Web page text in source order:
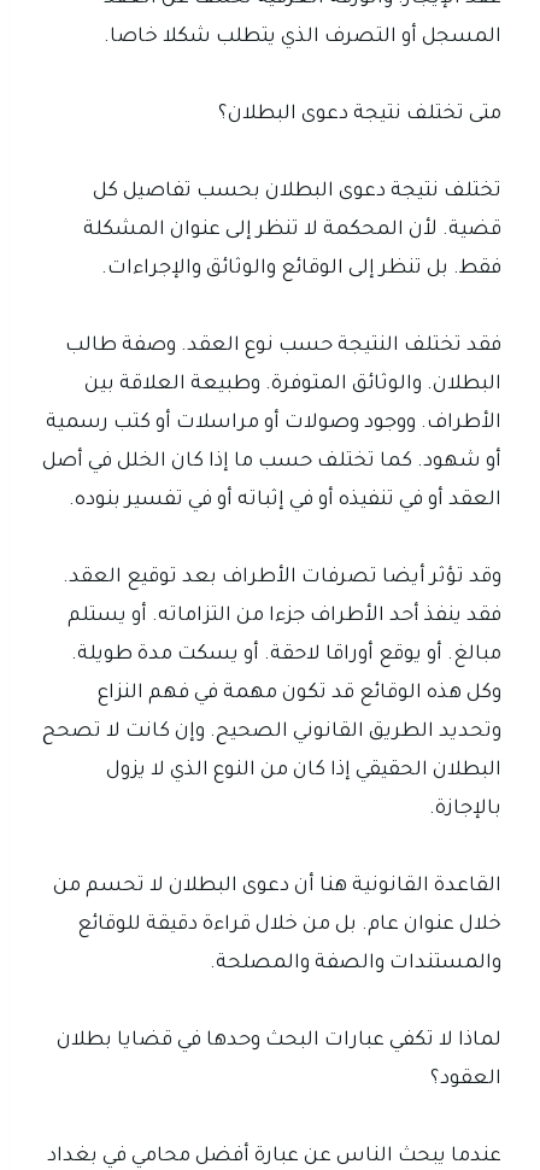
المسجل أو التصرف الذي يتطلب شكلا خاصا.
متى تختلف نتيجة دعوى البطلان؟
تختلف نتيجة دعوى البطلان بحسب تفاصيل كل
قضية. لأن المحكمة لا تنظر إلى عنوان المشكلة
فقط. بل تنظر إلى الوقائع والوثائق والإجراءات.
فقد تختلف النتيجة حسب نوع العقد. وصفة طالب
البطلان. والوثائق المتوفرة. وطبيعة العلاقة بين
الأطراف. ووجود وصولات أو مراسلات أو كتب رسمية
أو شهود. كما تختلف حسب ما إذا كان الخلل في أصل
العقد أو في تنفيذه أو في إثباته أو في تفسير بنوده.
وقد تؤثر أيضا تصرفات الأطراف بعد توقيع العقد.
فقد ينفذ أحد الأطراف جزءا من التزاماته. أو يستلم
مبالغ. أو يوقع أوراقا لاحقة. أو يسكت مدة طويلة.
وكل هذه الوقائع قد تكون مهمة في فهم النزاع
وتحديد الطريق القانوني الصحيح. وإن كانت لا تصحح
البطلان الحقيقي إذا كان من النوع الذي لا يزول
بالإجازة.
القاعدة القانونية هنا أن دعوى البطلان لا تحسم من
خلال عنوان عام. بل من خلال قراءة دقيقة للوقائع
والمستندات والصفة والمصلحة.
لماذا لا تكفي عبارات البحث وحدها في قضايا بطلان
العقود؟
عندما يبحث الناس عن عبارة أفضل محامي في بغداد